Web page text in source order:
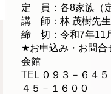
定 員：各8家族（
講 師：林 茂樹先生
締 切：令和7年11
★お申込み・お問
会館
TEL ０９３－６４
４５－１６００